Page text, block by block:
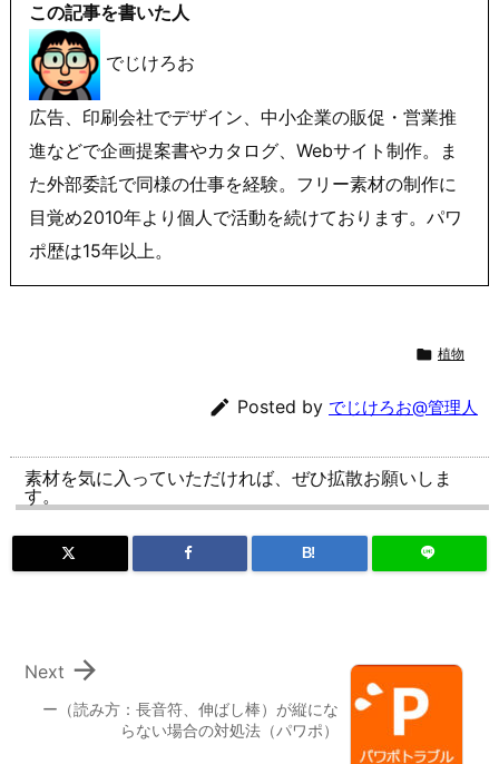
この記事を書いた人
でじけろお
広告、印刷会社でデザイン、中小企業の販促・営業推
進などで企画提案書やカタログ、Webサイト制作。ま
た外部委託で同様の仕事を経験。フリー素材の制作に
目覚め2010年より個人で活動を続けております。パワ
ポ歴は15年以上。
 植物
 Posted by でじけろお@管理人
素材を気に入っていただければ、ぜひ拡散お願いしま
す。
B!
ー（読み方：長音符、伸ばし棒）が縦にな
らない場合の対処法（パワポ）

Next